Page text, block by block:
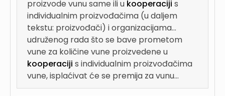
proizvode vunu same ili u kooperaciji s
individualnim proizvođačima (u daljem
tekstu: proizvođači) i organizacijama...
udruženog rada što se bave prometom
vune za količine vune proizvedene u
kooperaciji s individualnim proizvođačima
vune, isplaćivat će se premija za vunu...